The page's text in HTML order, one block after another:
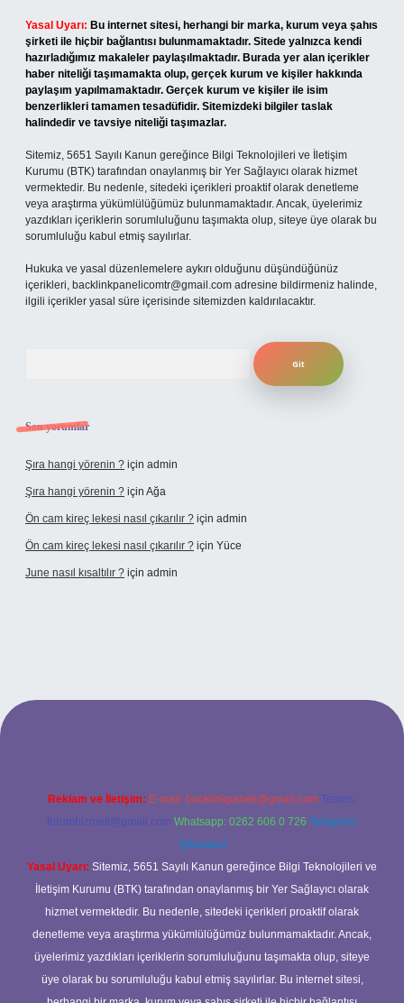
Yasal Uyarı: Bu internet sitesi, herhangi bir marka, kurum veya şahıs
şirketi ile hiçbir bağlantısı bulunmamaktadır. Sitede yalnızca kendi
hazırladığımız makaleler paylaşılmaktadır. Burada yer alan içerikler
haber niteliği taşımamakta olup, gerçek kurum ve kişiler hakkında
paylaşım yapılmamaktadır. Gerçek kurum ve kişiler ile isim
benzerlikleri tamamen tesadüfidir. Sitemizdeki bilgiler taslak
halindedir ve tavsiye niteliği taşımazlar.
Sitemiz, 5651 Sayılı Kanun gereğince Bilgi Teknolojileri ve İletişim
Kurumu (BTK) tarafından onaylanmış bir Yer Sağlayıcı olarak hizmet
vermektedir. Bu nedenle, sitedeki içerikleri proaktif olarak denetleme
veya araştırma yükümlülüğümüz bulunmamaktadır. Ancak, üyelerimiz
yazdıkları içeriklerin sorumluluğunu taşımakta olup, siteye üye olarak bu
sorumluluğu kabul etmiş sayılırlar.
Hukuka ve yasal düzenlemelere aykırı olduğunu düşündüğünüz
içerikleri, backlinkpanelicomtr@gmail.com adresine bildirmeniz halinde,
ilgili içerikler yasal süre içerisinde sitemizden kaldırılacaktır.
Son yorumlar
Şıra hangi yörenin ? için admin
Şıra hangi yörenin ? için Ağa
Ön cam kireç lekesi nasıl çıkarılır ? için admin
Ön cam kireç lekesi nasıl çıkarılır ? için Yüce
June nasıl kısaltılır ? için admin
giriş
Reklam ve İletişim: E-mail: backlinkpaneli@gmail.com Teams:
forumhizmeti@gmail.com Whatsapp: 0262 606 0 726 Telegram:
@karabul
Yasal Uyarı: Sitemiz, 5651 Sayılı Kanun gereğince Bilgi Teknolojileri ve
İletişim Kurumu (BTK) tarafından onaylanmış bir Yer Sağlayıcı olarak
hizmet vermektedir. Bu nedenle, sitedeki içerikleri proaktif olarak
denetleme veya araştırma yükümlülüğümüz bulunmamaktadır. Ancak,
üyelerimiz yazdıkları içeriklerin sorumluluğunu taşımakta olup, siteye
üye olarak bu sorumluluğu kabul etmiş sayılırlar. Bu internet sitesi,